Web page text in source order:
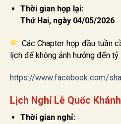
Thời gian họp lại:
Thứ Hai, ngày 04/05/2026
Các Chapter họp đầu tuần
lịch để không ảnh hưởng đến
https://www.facebook.com/
Lịch Nghỉ Lễ Quốc
Thời gian nghỉ: